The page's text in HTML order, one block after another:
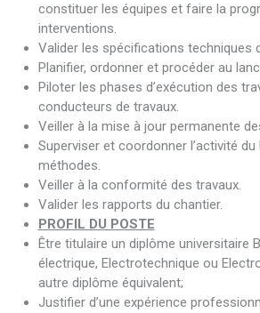
constituer les équipes et faire la
interventions.
Valider les spécifications techniques
Planifier, ordonner et procéder au
Piloter les phases d’exécution des
conducteurs de travaux.
Veiller à la mise à jour permanente
Superviser et coordonner l’activité du
méthodes.
Veiller à la conformité des travaux.
Valider les rapports du chantier.
PROFIL DU POSTE
Être titulaire un diplôme universitaire
électrique, Electrotechnique ou
autre diplôme équivalent;
Justifier d’une expérience